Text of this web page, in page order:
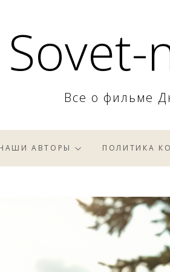
Sovet-
Все о фильме
АВТОРЫ ПОЛИТИКА